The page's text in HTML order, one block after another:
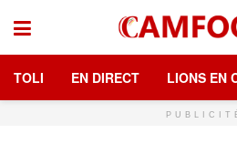
TOLI EN DIRECT LIONS EN